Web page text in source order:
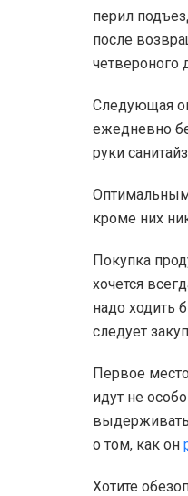
перил
после
четвероного
Следующая
ежедневно
руки
кроме них
Покупка
хочется
надо ходить
следует
Первое
идут не
о том, как он
Хотите